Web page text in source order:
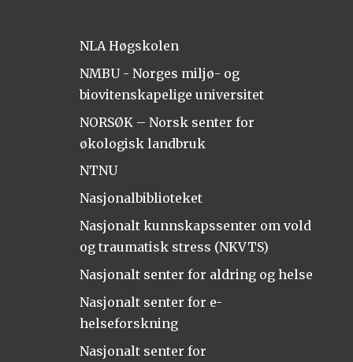
NLA Høgskolen
NMBU - Norges miljø- og
biovitenskapelige universitet
NORSØK – Norsk senter for
økologisk landbruk
NTNU
Nasjonalbiblioteket
Nasjonalt kunnskapssenter om vold
og traumatisk stress (NKVTS)
Nasjonalt senter for aldring og helse
Nasjonalt senter for e-
helseforskning
Nasjonalt senter for